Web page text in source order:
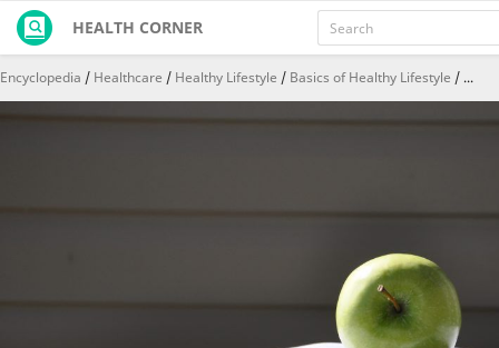
HEALTH CORNER
Encyclopedia Healthcare Healthy Lifestyle Basics of Healthy Lifestyle ...